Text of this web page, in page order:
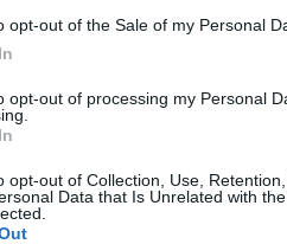
opt-out of the Sale of my Personal
opt-out of processing my Personal
opt-out of Collection, Use,
Data that Is Unrelated with
New York Magazine
οδηγό για